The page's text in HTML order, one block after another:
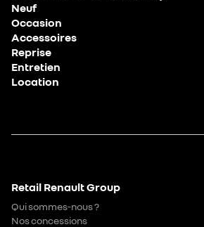
Neuf
Occasion
Accessoires
Reprise
Entretien
Location
Retail Renault Group
Qui sommes-nous ?
Nos concessions